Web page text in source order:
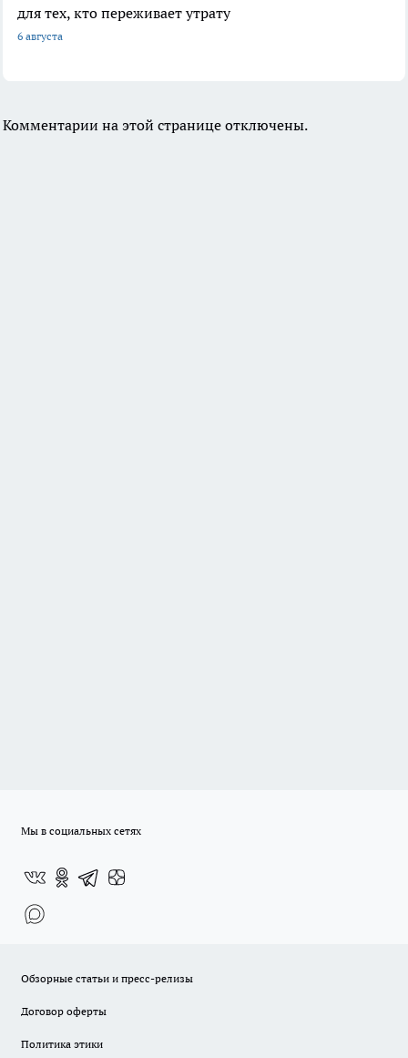
для тех, кто переживает утрату
6 августа
Комментарии на этой странице отключены.
Мы в социальных сетях
Обзорные статьи и пресс-релизы
Договор оферты
Политика этики